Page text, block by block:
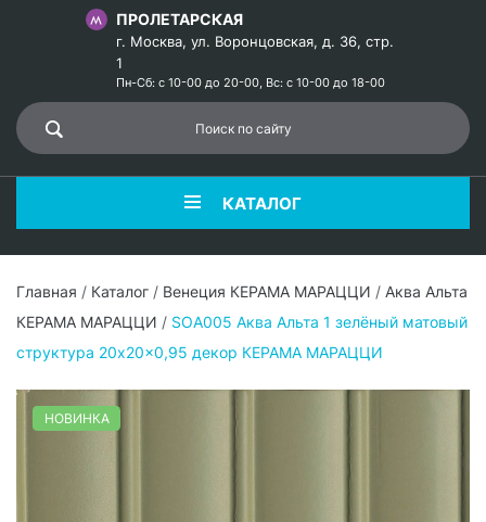
ПРОЛЕТАРСКАЯ
г. Москва, ул. Воронцовская, д. 36, стр.
1
Пн-Сб: с 10-00 до 20-00, Вс: с 10-00 до 18-00
КАТАЛОГ
Главная / Каталог / Венеция КЕРАМА МАРАЦЦИ / Аква Альта
КЕРАМА МАРАЦЦИ / SOA005 Аква Альта 1 зелёный матовый
структура 20x20x0,95 декор КЕРАМА МАРАЦЦИ
НОВИНКА